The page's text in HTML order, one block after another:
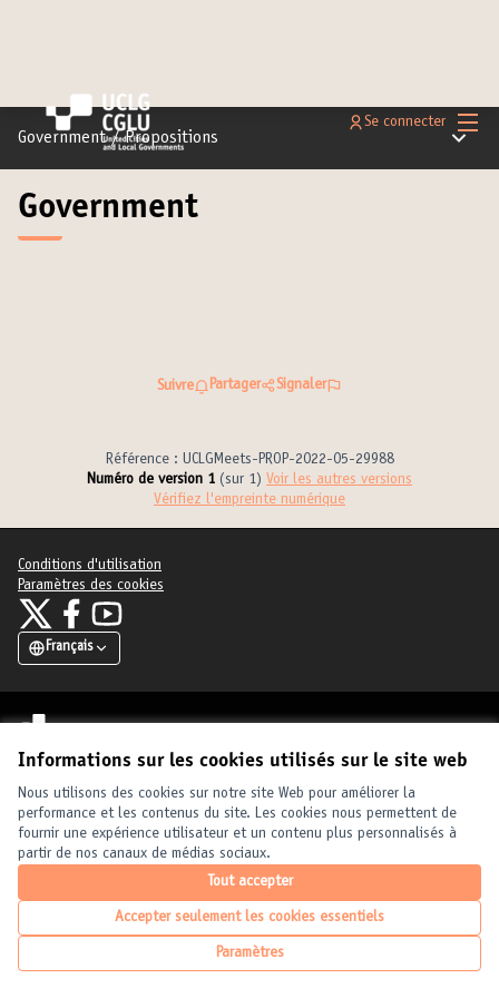
Informations sur les cookies utilisés sur le site web
Nous utilisons des cookies sur notre site Web pour améliorer la
performance et les contenus du site. Les cookies nous permettent de
fournir une expérience utilisateur et un contenu plus personnalisés à
partir de nos canaux de médias sociaux.
Tout accepter
Accepter seulement les cookies essentiels
Paramètres
Se connecter
Government / Propositions Menu
Government
Suivre Partager Signaler
Référence : UCLGMeets-PROP-2022-05-29988
Numéro de version 1 (sur 1)
voir les autres versions
Vérifiez l'empreinte numérique
Conditions d'utilisation
Paramètres des cookies
United Cities and Local Governments sur X
(Lien externe)
United Cities and Local Governments sur Facebook
(Lien externe)
United Cities and Local Governments sur YouTube
(Lien externe)
Français
Elegir el idioma
(Lien externe)
Site réalisé grâce aulogiciel libre Decidim .